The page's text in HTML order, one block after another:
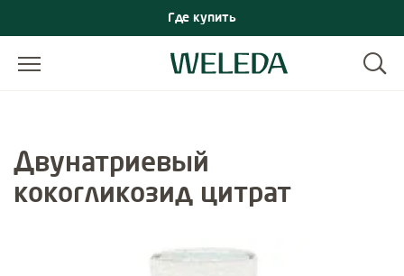
Где купить
Двунатриевый
кокогликозид цитрат